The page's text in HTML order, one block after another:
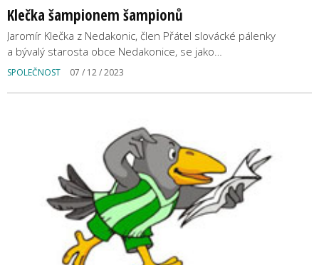
Klečka šampionem šampionů
Jaromír Klečka z Nedakonic, člen Přátel slovácké pálenky
a bývalý starosta obce Nedakonice, se jako…
SPOLEČNOST 07 / 12 / 2023